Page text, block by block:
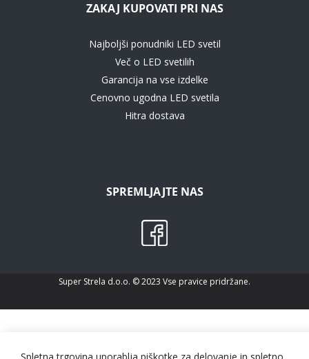
ZAKAJ KUPOVATI PRI NAS
Najboljši ponudniki LED svetil
Več o LED svetilih
Garancija na vse izdelke
Cenovno ugodna LED svetila
Hitra dostava
SPREMLJAJTE NAS
Super Strela d.o.o. © 2023 Vse pravice pridržane.